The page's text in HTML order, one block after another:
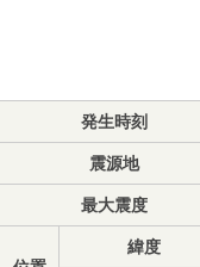
発生時刻
震源地
最大震度
緯度